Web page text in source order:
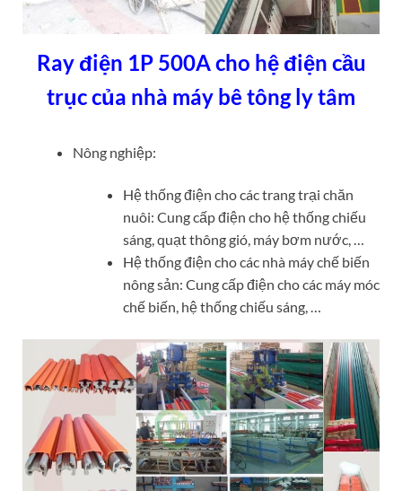
Ray điện 1P 500A cho hệ điện cầu
trục của nhà máy bê tông ly tâm
Nông nghiệp:
Hệ thống điện cho các trang trại chăn
nuôi: Cung cấp điện cho hệ thống chiếu
sáng, quạt thông gió, máy bơm nước, …
Hệ thống điện cho các nhà máy chế biến
nông sản: Cung cấp điện cho các máy móc
chế biến, hệ thống chiếu sáng, …